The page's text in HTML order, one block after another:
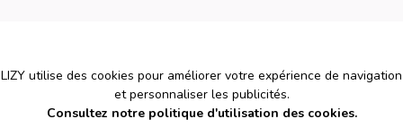
Cookies
LIZY utilise des cookies pour améliorer votre expérience de navigation
et personnaliser les publicités.
Consultez notre politique d'utilisation des cookies.